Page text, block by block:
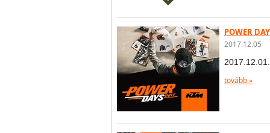
POWER
2017.12.05
tovább »